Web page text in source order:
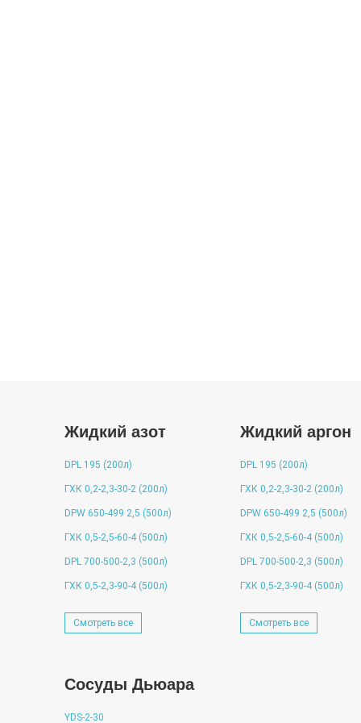
Жидкий азот
DPL 195 (200л)
ГХК 0,2-2,3-30-2 (200л)
DPW 650-499 2,5 (500л)
ГХК 0,5-2,5-60-4 (500л)
DPL 700-500-2,3 (500л)
ГХК 0,5-2,3-90-4 (500л)
Смотреть все
Жидкий аргон
DPL 195 (200л)
ГХК 0,2-2,3-30-2 (200л)
DPW 650-499 2,5 (500л)
ГХК 0,5-2,5-60-4 (500л)
DPL 700-500-2,3 (500л)
ГХК 0,5-2,3-90-4 (500л)
Смотреть все
Сосуды Дьюара
YDS-2-30